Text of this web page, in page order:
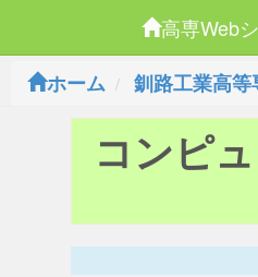
高専Web
ホーム
釧路工業高等
コンピ